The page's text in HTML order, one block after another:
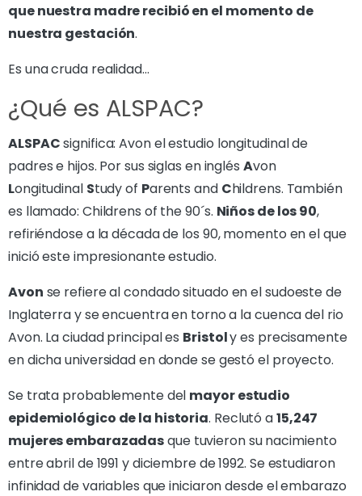
que nuestra madre recibió en el momento de
nuestra gestación.
Es una cruda realidad…
¿Qué es ALSPAC?
ALSPACsignifica: Avon el estudio longitudinal de
padres e hijos. Por sus siglas en inglés Avon
Longitudinal Study of Parents and Childrens. También
es llamado: Childrens of the 90´s. Niños de los 90,
refiriéndose a la década de los 90, momento en el que
inició este impresionante estudio.
Avon se refiere al condado situado en el sudoeste de
Inglaterra y se encuentra en torno a la cuenca del rio
Avon. La ciudad principal es Bristoly es precisamente
en dicha universidad en donde se gestó el proyecto.
Se trata probablemente del mayor estudio
epidemiológico de la historia. Reclutó a15,247
mujeres embarazadasque tuvieron su nacimiento
entre abril de 1991 y diciembre de 1992. Se estudiaron
infinidad de variables que iniciaron desde el embarazo